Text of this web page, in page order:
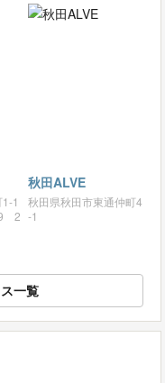
1
2
秋田ALVE
秋田県秋田市東通仲町4
-1
一覧